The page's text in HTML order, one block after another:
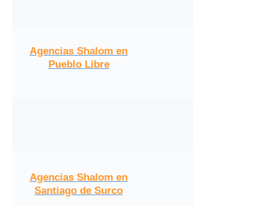
Agencias Shalom en
Pueblo Libre
Agencias Shalom en
Santiago de Surco